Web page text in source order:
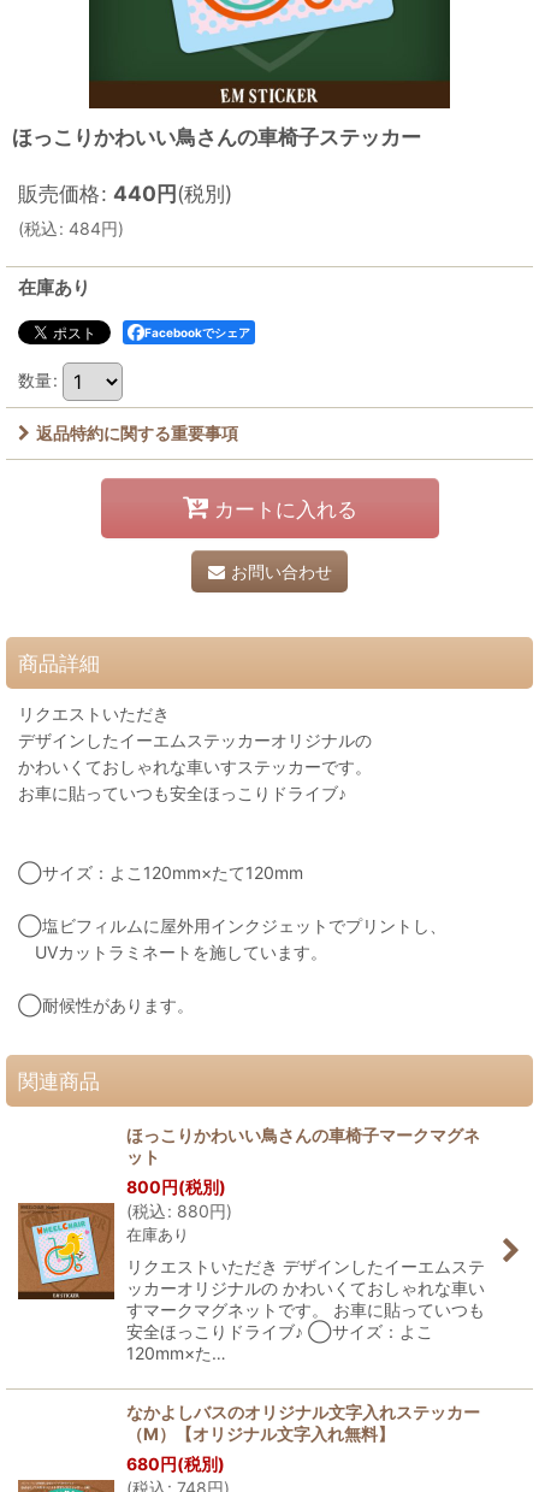
ほっこりかわいい鳥さんの車椅子ステッカー
販売価格: 440円(税別)
(税込: 484円)
在庫あり
Facebookでシェア
数量:
返品特約に関する重要事項
カートに入れる
お問い合わせ
商品詳細
リクエストいただき
デザインしたイーエムステッカーオリジナルの
かわいくておしゃれな車いすステッカーです。
お車に貼っていつも安全ほっこりドライブ♪
◯サイズ：よこ120mm×たて120mm
◯塩ビフィルムに屋外用インクジェットでプリントし、
UVカットラミネートを施しています。
◯耐候性があります。
関連商品
ほっこりかわいい鳥さんの車椅子マークマグネ
ット
800円(税別)
(税込: 880円)
在庫あり
リクエストいただき デザインしたイーエムステ
ッカーオリジナルの かわいくておしゃれな車い
すマークマグネットです。 お車に貼っていつも
安全ほっこりドライブ♪ ◯サイズ：よこ
120mm×た…
なかよしバスのオリジナル文字入れステッカー
（M）【オリジナル文字入れ無料】
680円(税別)
(税込 : 748円)